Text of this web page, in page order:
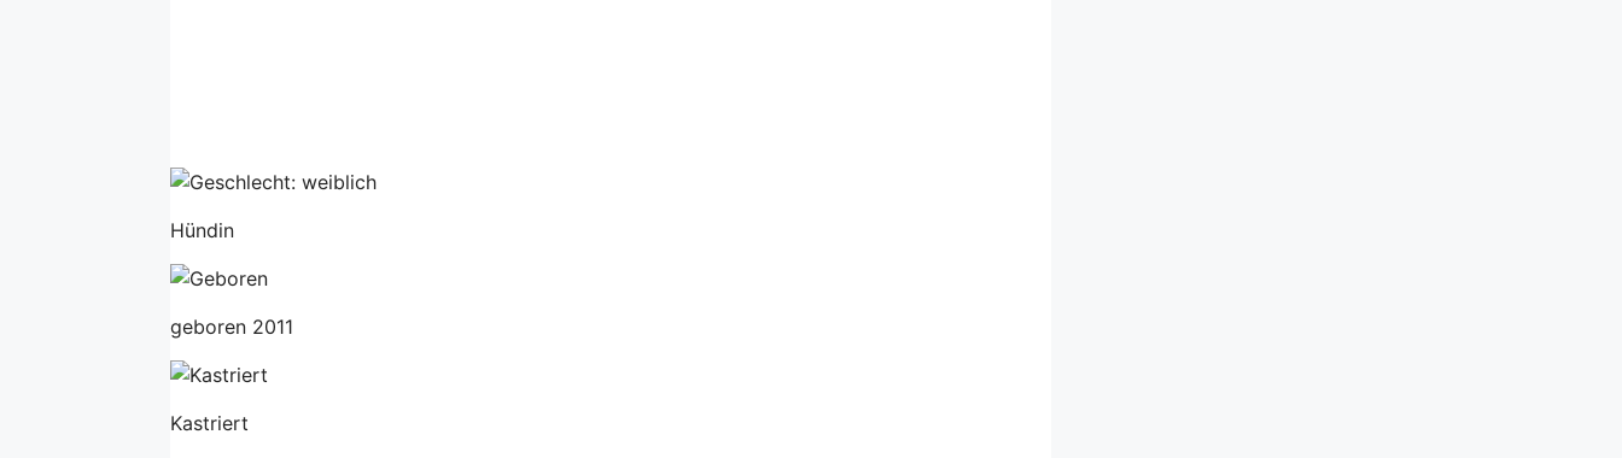
Hündin
geboren 2011
Kastriert